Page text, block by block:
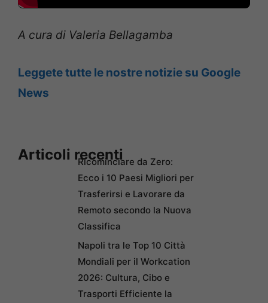
A cura di Valeria Bellagamba
Leggete tutte le nostre notizie su Google
News
Articoli recentiRicominciare da Zero:
Ecco i 10 Paesi Migliori per
Trasferirsi e Lavorare da
Remoto secondo la Nuova
Classifica
Napoli tra le Top 10 Città
Mondiali per il Workcation
2026: Cultura, Cibo e
Trasporti Efficiente la